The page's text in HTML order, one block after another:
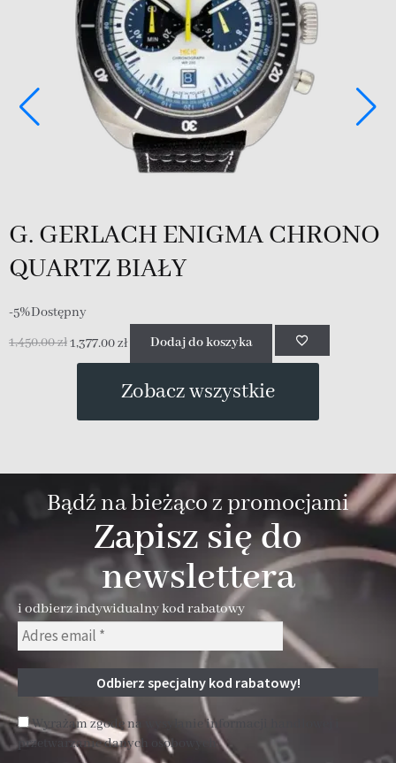
G. GERLACH ENIGMA CHRONO
QUARTZ BIAŁY
-5%Dostępny
1,450.00zł1,377.00zł Dodaj do koszyka
Zobacz wszystkie
Bądź na bieżąco z promocjami
Zapisz się do
newslettera
i odbierz indywidualny kod rabatowy
Wyrażam zgodę na wysyłanie informacji handlowej i
przetwarzanie danych osobowych